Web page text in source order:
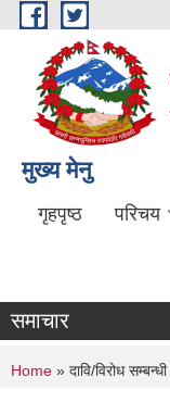
Skip to main content
मुख्य मेनु
गृहपृष्ठ परिचय
समाचार
You are
Home » दावि/विरोध